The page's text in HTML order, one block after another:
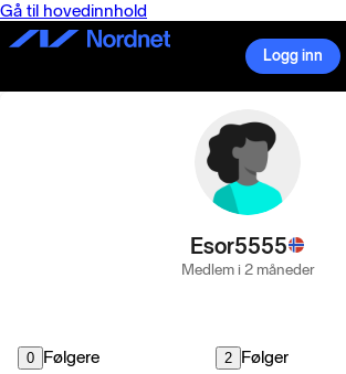
Gå til hovedinnhold
Logg inn
Esor5555
Medlem i 2 måneder
0 Følgere 2 Følger